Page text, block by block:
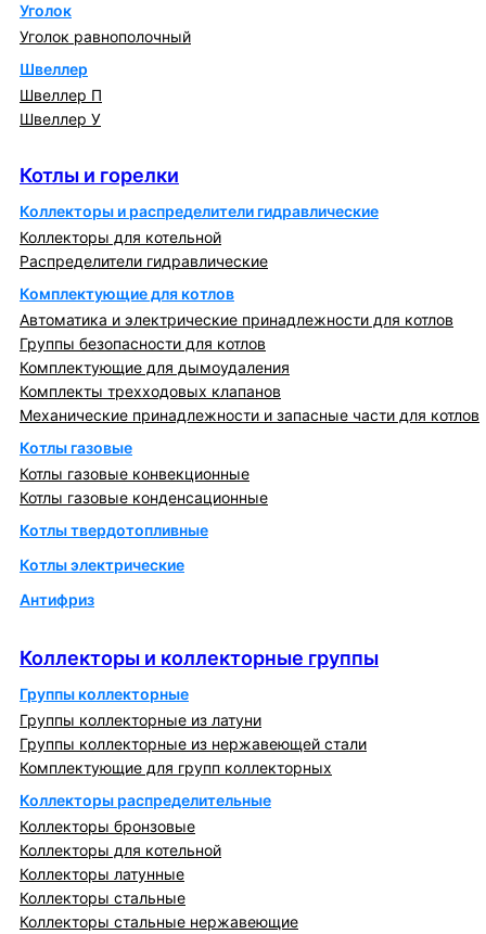
Уголок
Уголок равнополочный
Швеллер
Швеллер П
Швеллер У
Котлы и горелки
Коллекторы и распределители гидравлические
Коллекторы для котельной
Распределители гидравлические
Комплектующие для котлов
Автоматика и электрические принадлежности для котлов
Группы безопасности для котлов
Комплектующие для дымоудаления
Комплекты трехходовых клапанов
Механические принадлежности и запасные части для котлов
Котлы газовые
Котлы газовые конвекционные
Котлы газовые конденсационные
Котлы твердотопливные
Котлы электрические
Антифриз
Коллекторы и коллекторные группы
Группы коллекторные
Группы коллекторные из латуни
Группы коллекторные из нержавеющей стали
Комплектующие для групп коллекторных
Коллекторы распределительные
Коллекторы бронзовые
Коллекторы для котельной
Коллекторы латунные
Коллекторы стальные
Коллекторы стальные нержавеющие